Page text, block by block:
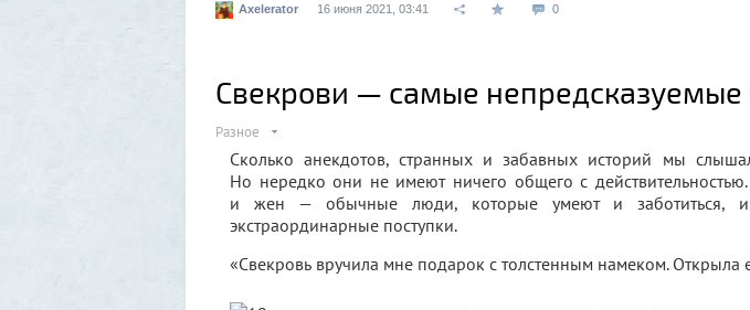
Axelerator 16 июня 2021, 03:41 0
Свекрови — самые непредсказуемые
Разное
Сколько анекдотов, странных и забавных историй мы
Но нередко они не имеют ничего общего с
и жен — обычные люди, которые умеют и заботиться, и
экстраординарные поступки.
«Свекровь вручила мне подарок с толстенным намеком. Открыла